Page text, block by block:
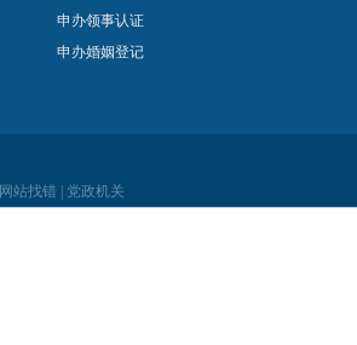
申办领事认证
申办婚姻登记
网站找错 党政机关